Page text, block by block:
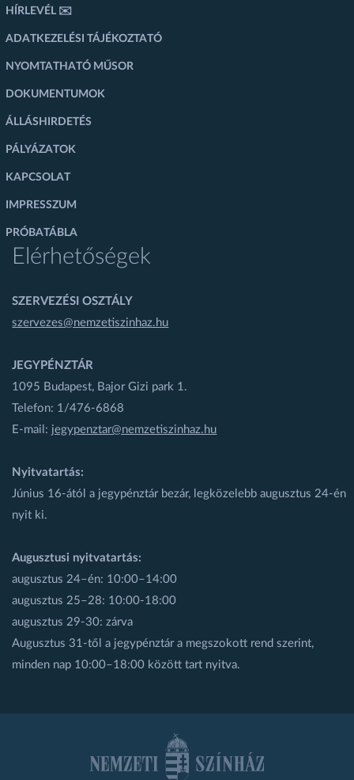
HÍRLEVÉL ✉️
ADATKEZELÉSI TÁJÉKOZTATÓ
NYOMTATHATÓ MŰSOR
DOKUMENTUMOK
ÁLLÁSHIRDETÉS
PÁLYÁZATOK
KAPCSOLAT
IMPRESSZUM
PRÓBATÁBLA
Elérhetőségek
SZERVEZÉSI OSZTÁLY
szervezes@nemzetiszinhaz.hu
JEGYPÉNZTÁR
1095 Budapest, Bajor Gizi park 1.
Telefon: 1/476-6868
E-mail: jegypenztar@nemzetiszinhaz.hu
Nyitvatartás:
Június 16-ától a jegypénztár bezár, legközelebb augusztus 24-én
nyit ki.
Augusztusi nyitvatartás:
augusztus 24–én: 10:00–14:00
augusztus 25–28: 10:00-18:00
augusztus 29-30: zárva
Augusztus 31-től a jegypénztár a megszokott rend szerint,
minden nap 10:00–18:00 között tart nyitva.